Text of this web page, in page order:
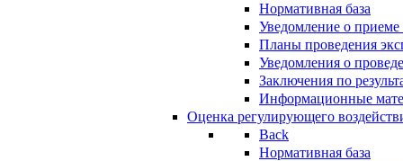
Нормативная база
Уведомление о
Планы проведения
Уведомления о
Заключения по
Информационные
Оценка регулирующего
Back
Нормативная база